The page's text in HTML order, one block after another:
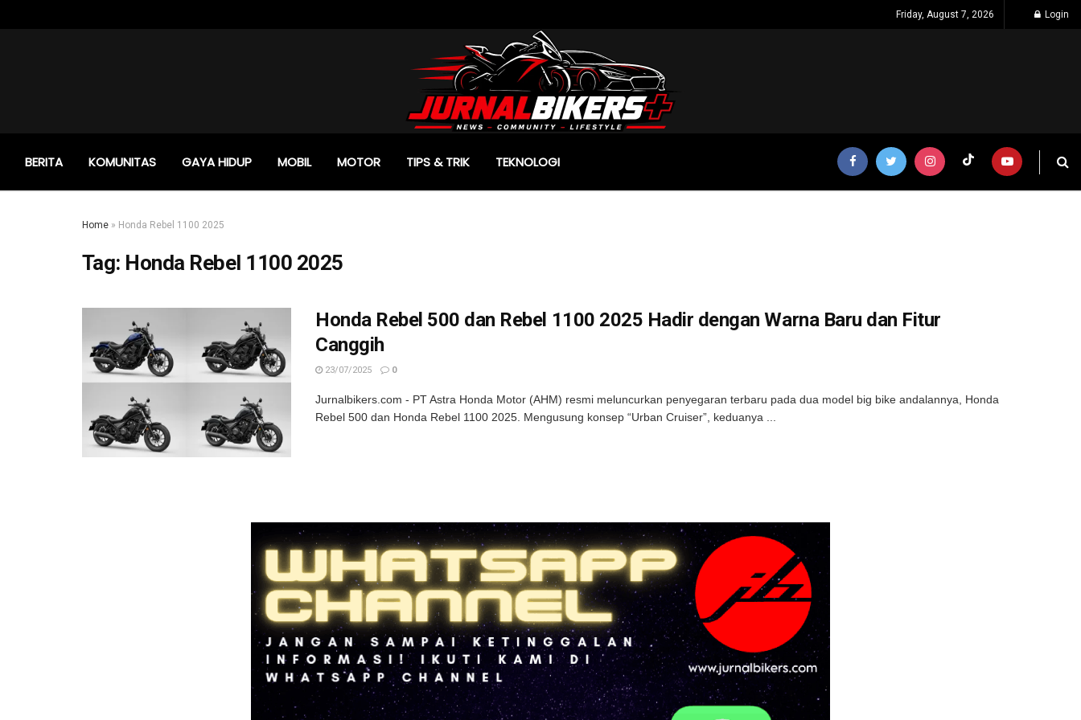
Friday, August 7, 2026 Login
BERITA KOMUNITAS GAYA HIDUP MOBIL MOTOR TIPS & TRIK TEKNOLOGI
Home » Honda Rebel 1100 2025
Tag: Honda Rebel 1100 2025
Honda Rebel 500 dan Rebel 1100 2025 Hadir dengan Warna Baru dan Fitur
Canggih
23/07/2025 0
Jurnalbikers.com - PT Astra Honda Motor (AHM) resmi meluncurkan penyegaran terbaru pada dua model big bike andalannya, Honda
Rebel 500 dan Honda Rebel 1100 2025. Mengusung konsep “Urban Cruiser”, keduanya ...